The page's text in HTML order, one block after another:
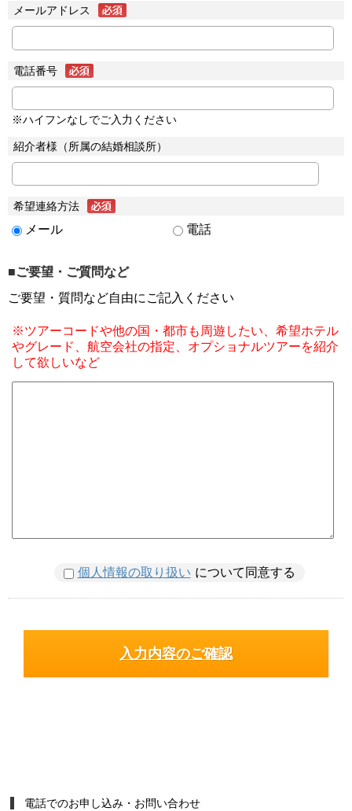
メールアドレス
電話番号
※ハイフンなしでご入力ください
紹介者様（所属の結婚相談所）
希望連絡方法
メール 電話
■ご要望・ご質問など
ご要望・質問など自由にご記入ください
※ツアーコードや他の国・都市も周遊したい、希望ホテル
やグレード、航空会社の指定、オプショナルツアーを紹介
して欲しいなど
個人情報の取り扱い について同意する
電話でのお申し込み・お問い合わせ